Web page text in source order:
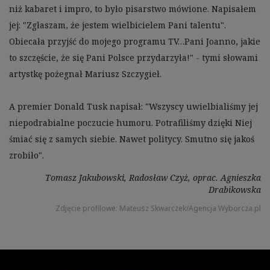
niż kabaret i impro, to było pisarstwo mówione. Napisałem
jej: "Zgłaszam, że jestem wielbicielem Pani talentu".
Obiecała przyjść do mojego programu TV…Pani Joanno, jakie
to szczęście, że się Pani Polsce przydarzyła!" - tymi słowami
artystkę pożegnał Mariusz Szczygieł.
A premier Donald Tusk napisał: "Wszyscy uwielbialiśmy jej
niepodrabialne poczucie humoru. Potrafiliśmy dzięki Niej
śmiać się z samych siebie. Nawet politycy. Smutno się jakoś
zrobiło".
Tomasz Jakubowski, Radosław Czyż, oprac. Agnieszka
Drabikowska
Zdjęcie profilowe: Mateusz Skwarczek/Agencja Wyborcza.pl